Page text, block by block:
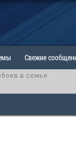
Свежие
в семье